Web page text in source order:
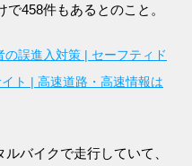
458件もあるとのこと。
誤進入対策 | セーフティド
ト | 高速道路・高速情報は
バイクで走行していて、